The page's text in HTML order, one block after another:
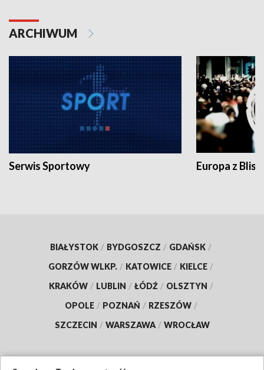
ARCHIWUM
Serwis Sportowy Europa z
BIAŁYSTOK / BYDGOSZCZ / GDAŃSK /
GORZÓW WLKP. / KATOWICE / KIELCE /
KRAKÓW / LUBLIN / ŁÓDŹ / OLSZTYN /
OPOLE / POZNAŃ / RZESZÓW /
SZCZECIN / WARSZAWA / WROCŁAW